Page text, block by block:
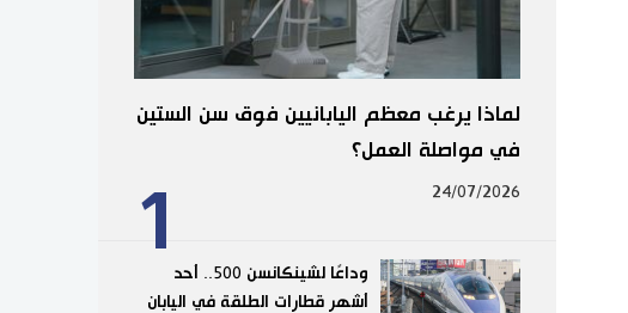
1
لماذا يرغب معظم اليابانيين فوق سن الستين
في مواصلة العمل؟
24/07/2026
وداعًا لشينكانسن 500.. أحد
أشهر قطارات الطلقة في اليابان